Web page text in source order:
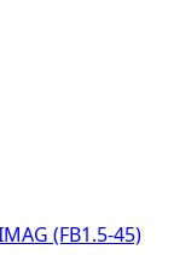
(FB1.5-45)